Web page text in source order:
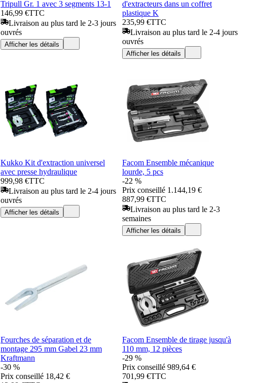
Tripull Gr. 1 avec 3 segments 13-1
146,99 €TTC
Livraison au plus tard le 2-3 jours
ouvrés
Afficher les détails
d'extracteurs dans un coffret
plastique K
235,99 €TTC
Livraison au plus tard le 2-4 jours
ouvrés
Afficher les détails
Kukko Kit d'extraction universel
avec presse hydraulique
999,98 €TTC
Livraison au plus tard le 2-4 jours
ouvrés
Afficher les détails
Facom Ensemble mécanique
lourde, 5 pcs
-22 %
Prix conseillé 1.144,19 €
887,99 €TTC
Livraison au plus tard le 2-3
semaines
Afficher les détails
Fourches de séparation et de
montage 295 mm Gabel 23 mm
Kraftmann
-30 %
Prix conseillé 18,42 €
Facom Ensemble de tirage jusqu'à
110 mm, 12 pièces
-29 %
Prix conseillé 989,64 €
701,99 €TTC